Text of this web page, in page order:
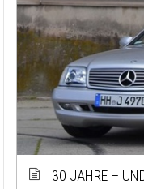
30 JAHRE –